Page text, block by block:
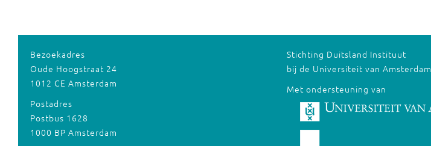
Bezoekadres
Oude Hoogstraat 24
1012 CE Amsterdam
Postadres
Postbus 1628
1000 BP Amsterdam
Stichting Duitsland Instituut
bij de Universiteit van Amsterdam
Met ondersteuning van